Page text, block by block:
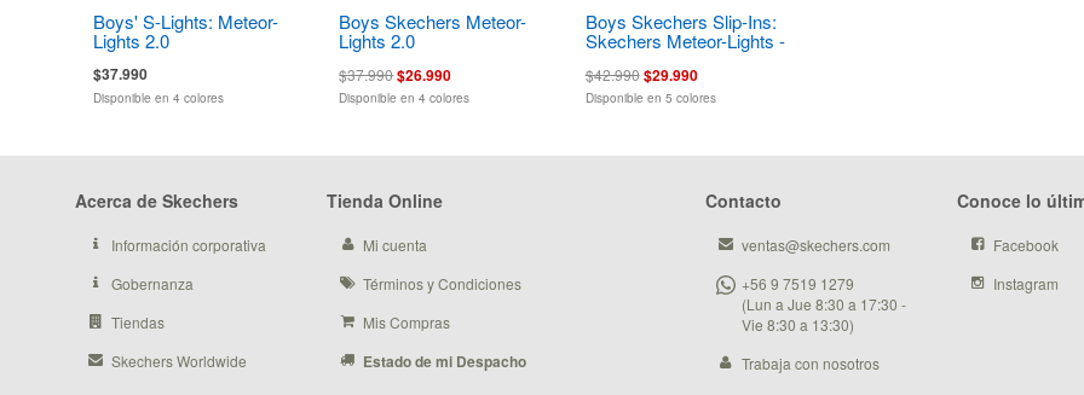
Boys' S-Lights: Meteor-
Lights 2.0
$37.990
Disponible en 4 colores
Boys Skechers Meteor-
Lights 2.0
$37.990$26.990
Disponible en 4 colores
Boys Skechers Slip-Ins:
Skechers Meteor-Lights -
$42.990$29.990
Disponible en 5 colores
Acerca de Skechers
Información corporativa
Gobernanza
Tiendas
Skechers Worldwide
Tienda Online
Mi cuenta
Términos y Condiciones
Mis Compras
Estado de mi Despacho
Contacto
ventas@skechers.com
+56 9 7519 1279
(Lun a Jue 8:30 a 17:30 -
Vie 8:30 a 13:30)
Trabaja con nosotros
Conoce lo
Facebook
Instagram